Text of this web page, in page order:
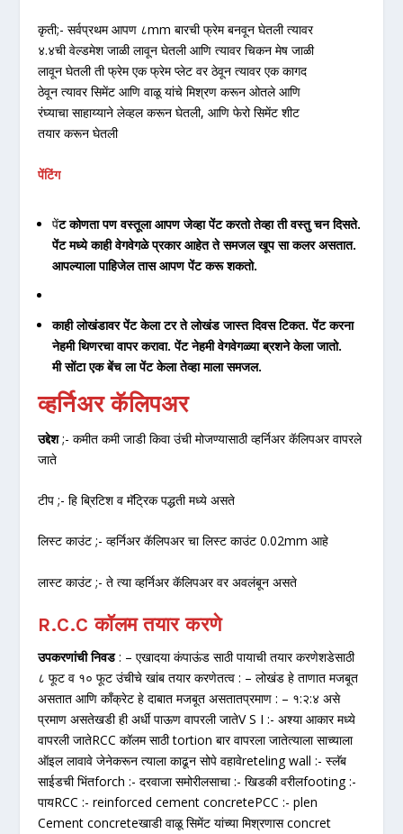
कृती;- सर्वप्रथम आपण ८mm बारची फ्रेम बनवून घेतली त्यावर
४.४ची वेल्डमेश जाळी लावून घेतली आणि त्यावर चिकन मेष जाळी
लावून घेतली ती फ्रेम एक फ्रेम प्लेट वर ठेवून त्यावर एक कागद
ठेवून त्यावर सिमेंट आणि वाळू यांचे मिश्रण करून ओतले आणि
रंघ्याचा साहाय्याने लेव्हल करून घेतली, आणि फेरो सिमेंट शीट
तयार करून घेतली
पेंटिंग
पेंट कोणता पण वस्तूला आपण जेव्हा पेंट करतो तेव्हा ती वस्तु चन दिसते.
पेंट मध्ये काही वेगवेगळे प्रकार आहेत ते समजल खूप सा कलर असतात.
आपल्याला पाहिजेल तास आपण पेंट करू शकतो.
काही लोखंडावर पेंट केला टर ते लोखंड जास्त दिवस टिकत. पेंट करना
नेहमी थिणरचा वापर करावा. पेंट नेहमी वेगवेगळ्या ब्रशने केला जातो.
मी सोंटा एक बेंच ला पेंट केला तेव्हा माला समजल.
व्हर्निअर कॅलिपअर
उद्देश;- कमीत कमी जाडी किवा उंची मोजण्यासाठी व्हर्निअर कॅलिपअर वापरले
जाते
टीप ;- हि ब्रिटिश व मॅट्रिक पद्धती मध्ये असते
लिस्ट काउंट ;- व्हर्निअर कॅलिपअर चा लिस्ट काउंट 0.02mm आहे
लास्ट काउंट ;- ते त्या व्हर्निअर कॅलिपअर वर अवलंबून असते
R.C.C कॉलम तयार करणे
उपकरणांची निवड: – एखादया कंपाऊंड साठी पायाची तयार करणेशडेसाठी
८ फूट व १० फूट उंचीचे खांब तयार करणेतत्व : – लोखंड हे ताणात मजबूत
असतात आणि काँक्रेट हे दाबात मजबूत असतातप्रमाण : – १:२:४ असे
प्रमाण असतेखडी ही अर्धी पाऊण वापरली जातेV S I :- अश्या आकार मध्ये
वापरली जातेRCC कॉलम साठी tortion बार वापरला जातेत्याला साच्याला
ऑइल लावावे जेनेकरून त्याला काढून सोपे वहावेreteling wall :- स्लॅब
साईडची भिंतforch :- दरवाजा समोरीलसाचा :- खिडकी वरीलfooting :-
पायRCC :- reinforced cement concretePCC :- plen
Cement concreteखाडी वाळू सिमेंट यांच्या मिश्रणास concret